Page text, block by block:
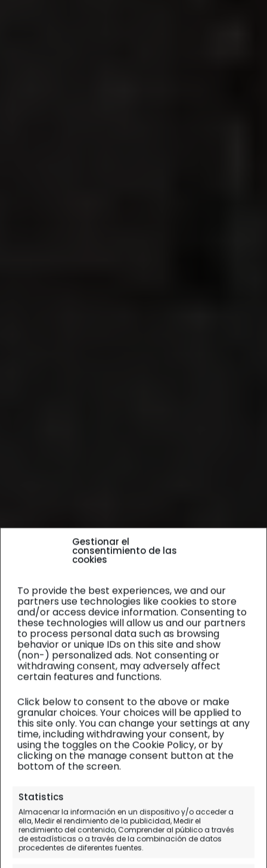
Gestionar el
consentimiento de las
cookies
To provide the best experiences, we and our
partners use technologies like cookies to store
and/or access device information. Consenting to
these technologies will allow us and our partners
to process personal data such as browsing
behavior or unique IDs on this site and show
(non-) personalized ads. Not consenting or
withdrawing consent, may adversely affect
certain features and functions.
Click below to consent to the above or make
granular choices. Your choices will be applied to
this site only. You can change your settings at any
time, including withdrawing your consent, by
using the toggles on the Cookie Policy, or by
clicking on the manage consent button at the
bottom of the screen.
Statistics
Almacenar la información en un dispositivo y/o acceder a
ella, Medir el rendimiento de la publicidad, Medir el
rendimiento del contenido, Comprender al público a través
de estadísticas o a través de la combinación de datos
procedentes de diferentes fuentes.
Las ciudades muertas
fenicias
Día 7.Aleppo - Ciudades Muertas - Ibn Wardan